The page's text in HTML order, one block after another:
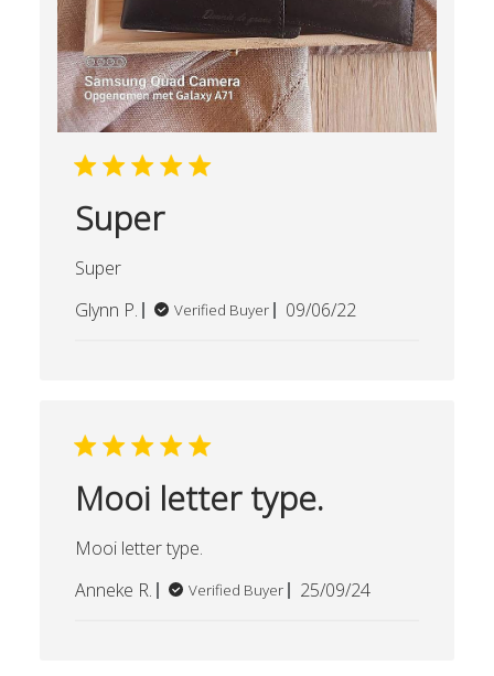
Super
Super
Glynn P.
Verified Buyer
Published
09/06/22
Mooi letter type.
Mooi letter type.
Anneke R.
Verified Buyer
Published
25/09/24